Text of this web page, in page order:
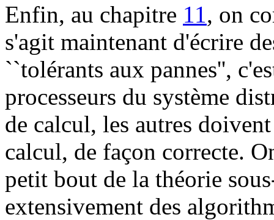
Enfin, au chapitre 11, on
s'agit maintenant d'écrire
``tolérants aux pannes'',
processeurs du système
de calcul, les autres
calcul, de façon correcte.
petit bout de la théorie
extensivement des